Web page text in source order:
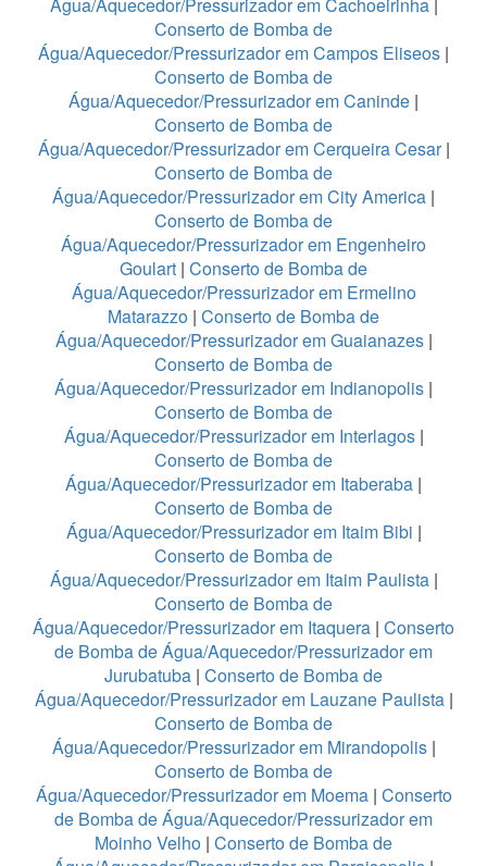
Água/Aquecedor/Pressurizador em Cachoeirinha|
Conserto de Bomba de
Água/Aquecedor/Pressurizador em Campos Eliseos |
Conserto de Bomba de
Água/Aquecedor/Pressurizador em Caninde |
Conserto de Bomba de
Água/Aquecedor/Pressurizador em Cerqueira Cesar|
Conserto de Bomba de
Água/Aquecedor/Pressurizador em City America |
Conserto de Bomba de
Água/Aquecedor/Pressurizador em Engenheiro
Goulart | Conserto de Bomba de
Água/Aquecedor/Pressurizador em Ermelino
Matarazzo | Conserto de Bomba de
Água/Aquecedor/Pressurizador em Guaianazes|
Conserto de Bomba de
Água/Aquecedor/Pressurizador em Indianopolis |
Conserto de Bomba de
Água/Aquecedor/Pressurizador em Interlagos|
Conserto de Bomba de
Água/Aquecedor/Pressurizador em Itaberaba |
Conserto de Bomba de
Água/Aquecedor/Pressurizador em Itaim Bibi |
Conserto de Bomba de
Água/Aquecedor/Pressurizador em Itaim Paulista |
Conserto de Bomba de
Água/Aquecedor/Pressurizador em Itaquera | Conserto
de Bomba de Água/Aquecedor/Pressurizador em
Jurubatuba | Conserto de Bomba de
Água/Aquecedor/Pressurizador em Lauzane Paulista |
Conserto de Bomba de
Água/Aquecedor/Pressurizador em Mirandopolis|
Conserto de Bomba de
Água/Aquecedor/Pressurizador em Moema| Conserto
de Bomba de Água/Aquecedor/Pressurizador em
Moinho Velho | Conserto de Bomba de